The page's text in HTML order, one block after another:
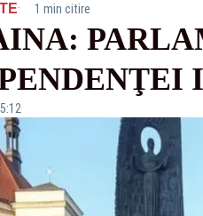
· 1 min citire